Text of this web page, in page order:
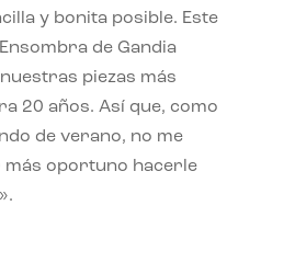
y bonita posible. Este
de Gandia
piezas más
20 años. Así que, como
de verano, no me
más oportuno hacerle